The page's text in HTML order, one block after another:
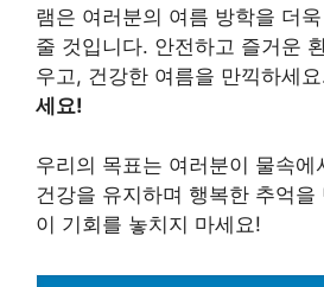
램은 여러분의 여름 방학을 더
줄 것입니다. 안전하고 즐거운
우고, 건강한 여름을 만끽하세
세요!
우리의 목표는 여러분이 물속에
건강을 유지하며 행복한 추억을
이 기회를 놓치지 마세요!